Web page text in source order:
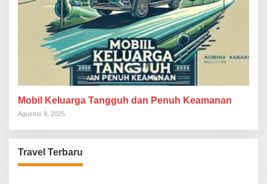
Mobil Keluarga Tangguh dan Penuh Keamanan
Agustus 9, 2025
Travel Terbaru